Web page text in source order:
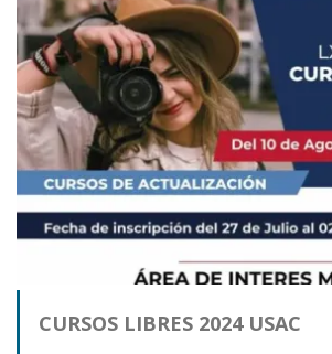
CURSOS LIBRES 2024 USAC